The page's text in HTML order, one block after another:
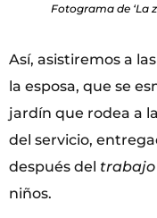
Fotograma de ‘La
Así, asistiremos a
la esposa, que se
jardín que rodea a
del servicio,
después del trabajo
niños.